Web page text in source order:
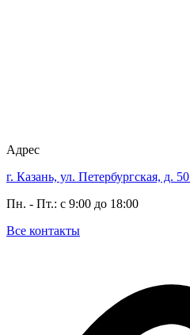
Адрес
г. Казань, ул. Петербургская, д. 50
Пн. - Пт.: с 9:00 до 18:00
Все контакты